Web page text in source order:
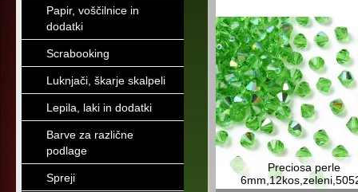
Papir, voščilnice in
dodatki
Scrabooking
Luknjači, škarje skalpeli
Lepila, laki in dodatki
Barve za različne
podlage
Spreji
Preciosa perle